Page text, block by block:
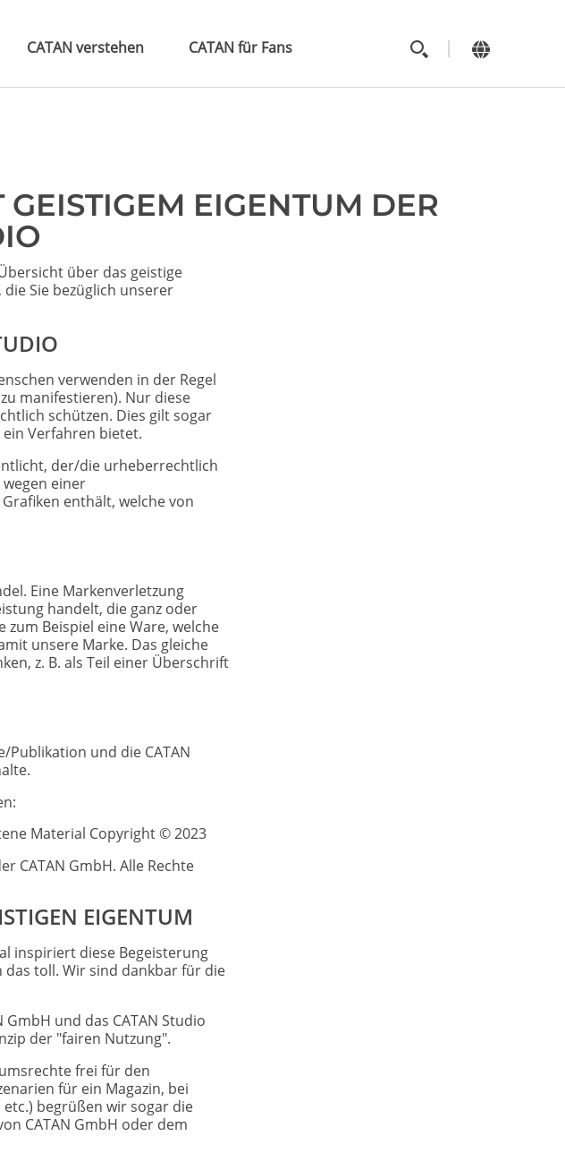
CATAN verstehen CATAN für Fans
EIGENTUM DER
über das geistige
die Sie bezüglich unserer
verwenden in der Regel
manifestieren). Nur diese
schützen. Dies gilt sogar
Verfahren bietet.
der/die urheberrechtlich
einer
enthält, welche von
Eine Markenverletzung
handelt, die ganz oder
Beispiel eine Ware, welche
unsere Marke. Das gleiche
z. B. als Teil einer Überschrift
Publikation und die CATAN
Material Copyright © 2023
CATAN GmbH. Alle Rechte
EIGENTUM
inspiriert diese Begeisterung
das toll. Wir sind dankbar für die
und das CATAN Studio
der "fairen Nutzung".
frei für den
für ein Magazin, bei
begrüßen wir sogar die
CATAN GmbH oder dem